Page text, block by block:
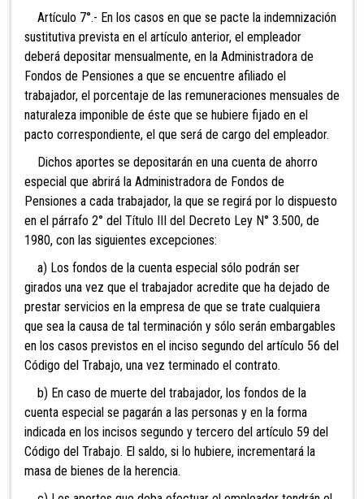
Artículo 7°.- En los casos en que se pacte la indemnización
sustitutiva prevista en el artículo anterior, el empleador
deberá depositar mensualmente, en la Administradora de
Fondos de Pensiones a que se encuentre afiliado el
trabajador, el porcentaje de las remuneraciones mensuales de
naturaleza imponible de éste que se hubiere fijado en el
pacto correspondiente, el que será de cargo del empleador.
Dichos aportes se depositarán en una cuenta de ahorro
especial que abrirá la Administradora de Fondos de
Pensiones a cada trabajador, la que se regirá por lo dispuesto
en el párrafo 2° del Título III del Decreto Ley N° 3.500, de
1980, con las siguientes excepciones:
a) Los fondos de la cuenta especial sólo podrán ser
girados una vez que el trabajador acredite que ha dejado de
prestar servicios en la empresa de que se trate cualquiera
que sea la causa de tal terminación y sólo serán embargables
en los casos previstos en el inciso segundo del artículo 56 del
Código del Trabajo, una vez terminado el contrato.
b) En caso de muerte del trabajador, los fondos de la
cuenta especial se pagarán a las personas y en la forma
indicada en los incisos segundo y tercero del artículo 59 del
Código del Trabajo. El saldo, si lo hubiere, incrementará la
masa de bienes de la herencia.